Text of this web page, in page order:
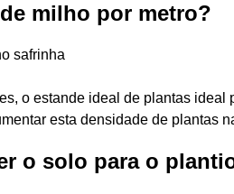
milho por metro?
safrinha
o estande ideal de plantas ideal
esta densidade de plantas
o solo para o